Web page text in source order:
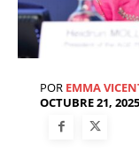
POR EMMA
OCTUBRE 21, 2025